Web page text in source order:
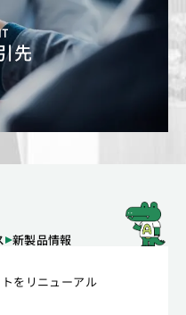
先
新製品情報
をリニューアル